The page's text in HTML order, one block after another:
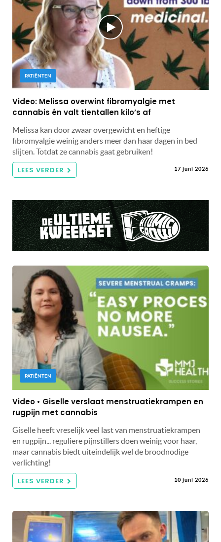
PATIËNTEN
Video: Melissa overwint fibromyalgie met
cannabis én valt tientallen kilo’s af
Melissa kan door zwaar overgewicht en heftige
fibromyalgie weinig anders meer dan haar dagen in bed
slijten. Totdat ze cannabis gaat gebruiken!
LEES VERDER 17 juni 2026
PATIËNTEN
Video • Giselle verslaat menstruatiekrampen en
rugpijn met cannabis
Giselle heeft vreselijk veel last van menstruatiekrampen
en rugpijn... reguliere pijnstillers doen weinig voor haar,
maar cannabis biedt uiteindelijk wel de broodnodige
verlichting!
LEES VERDER 10 juni 2026